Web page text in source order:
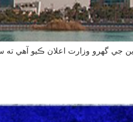
جي گهرو وزارت اعلان ڪيو آهي ته